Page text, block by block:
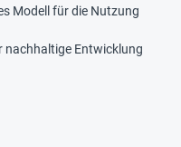
Modell für die Nutzung
nachhaltige Entwicklung